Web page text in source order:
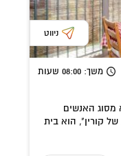
ניווט
משך: 08:00 שעות
מסוג האנשים
קורין", הוא בית